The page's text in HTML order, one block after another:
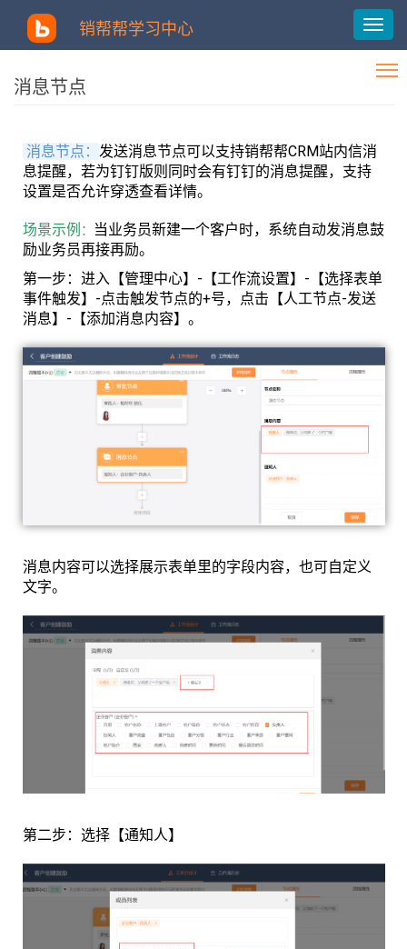
销帮帮学习中心
消息节点
消息节点： 发送消息节点可以支持销帮帮CRM站内信消
息提醒，若为钉钉版则同时会有钉钉的消息提醒，支持
设置是否允许穿透查看详情。
场景示例 ：
当业务员新建一个客户时，系统自动发消息鼓
励业务员再接再励。
第一步：进入【管理中心】-【工作流设置】-【选择表单
事件触发】-点击触发节点的+号，点击【人工节点-发送
消息】-【添加消息内容】 。
消息内容可以选择展示表单里的字段内容，也可自定义
文字。
第二步：选择【通知人】